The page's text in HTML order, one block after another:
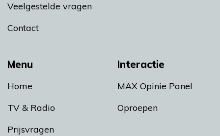
Menu
Home
TV & Radio
Prijsvragen
Interactie
MAX Opinie Panel
Oproepen
Veelgestelde vragen
Contact